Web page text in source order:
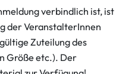
verbindlich ist, ist
der VeranstalterInnen
Zuteilung des
Größe etc.). Der